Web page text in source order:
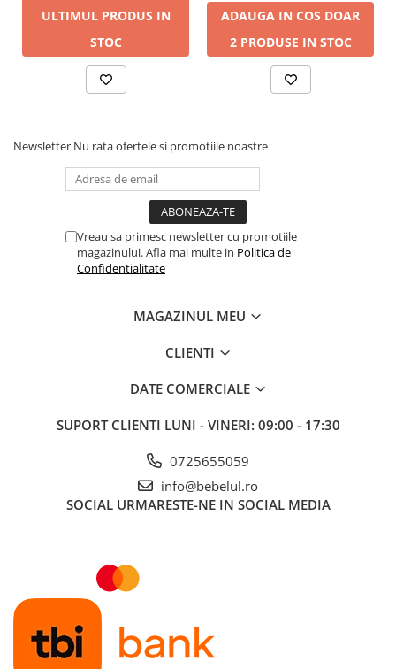
ULTIMUL PRODUS IN
STOC
ADAUGA IN COS DOAR
2 PRODUSE IN STOC
Newsletter Nu rata ofertele si promotiile noastre
Vreau sa primesc newsletter cu promotiile
magazinului. Afla mai multe in Politica de
Confidentialitate
MAGAZINUL MEU
CLIENTI
DATE COMERCIALE
SUPORT CLIENTI LUNI - VINERI: 09:00 - 17:30
0725655059
info@bebelul.ro
SOCIAL URMARESTE-NE IN SOCIAL MEDIA